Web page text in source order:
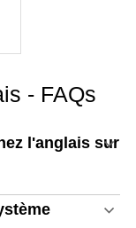
- FAQs
l'anglais sur